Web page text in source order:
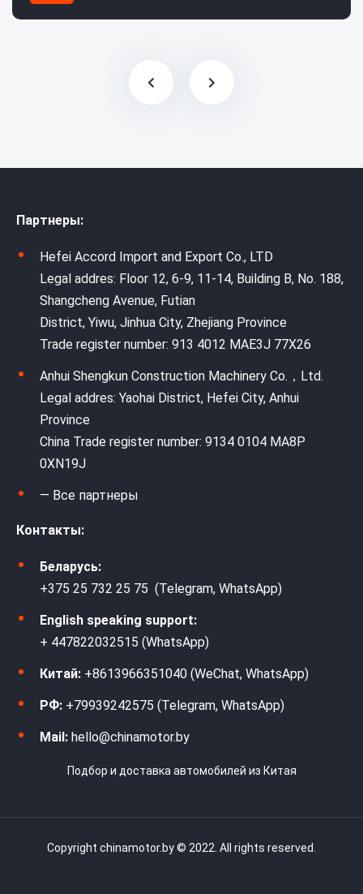
Партнеры:
Hefei Accord Import and Export Co., LTD
Legal addres: Floor 12, 6-9, 11-14, Building B, No. 188,
Shangcheng Avenue, Futian
District, Yiwu, Jinhua City, Zhejiang Province
Trade register number: 913 4012 MAE3J 77X26
Anhui Shengkun Construction Machinery Co.，Ltd.
Legal addres: Yaohai District, Hefei City, Anhui
Province
China Trade register number: 9134 0104 MA8P
0XN19J
— Все партнеры
Контакты:
Беларусь:
+375 25 732 25 75 (Telegram, WhatsApp)
English speaking support:
+ 447822032515 (WhatsApp)
Китай: +8613966351040 (WeChat, WhatsApp)
РФ: +79939242575 (Telegram, WhatsApp)
Mail: hello@chinamotor.by
Подбор и доставка автомобилей из Китая
Copyright chinamotor.by © 2022. All rights reserved.